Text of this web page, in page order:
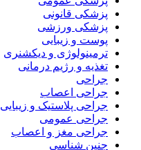
پزشکی قانونی
پزشکی ورزشی
پوست و زیبایی
ترمینولوژی و دیکشنری
تغذیه و رژیم درمانی
جراحی
جراحی اعصاب
جراحی پلاستیک و زیبایی
جراحی عمومی
جراحی مغز و اعصاب
جنین شناسی